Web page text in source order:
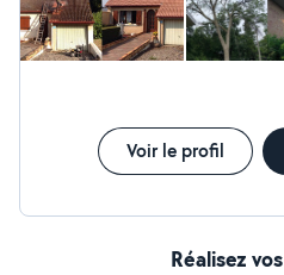
Voir le profil
Réalisez